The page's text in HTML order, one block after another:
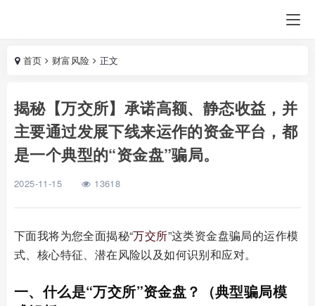
首页 财富风险 正文
揭秘【万交所】承诺高额、静态收益，并
主要通过发展下线来运作的资金平台，都
是一个典型的“资金盘”骗局。
2025-11-15 13618
下面我将为您全面揭秘“万交所”这类资金盘骗局的运作模
式、核心特征、潜在风险以及如何识别和应对。
一、什么是“万交所”资金盘？（典型骗局模